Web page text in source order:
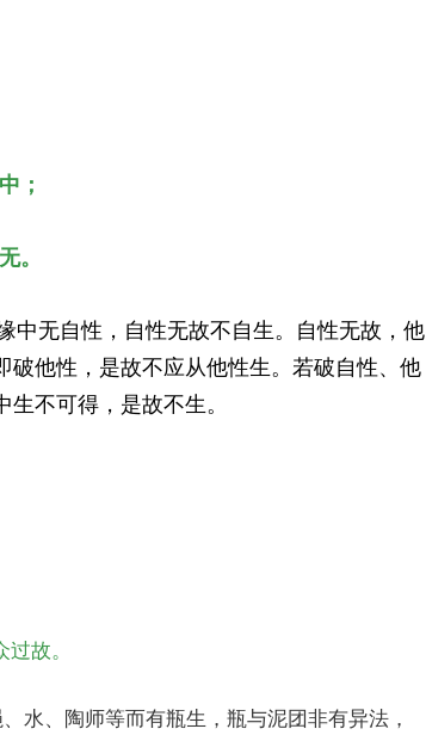
；
。
中无自性，自性无故不自生。自性无故，他
他性，是故不应从他性生。若破自性、他
不可得，是故不生。
故。
水、陶师等而有瓶生，瓶与泥团非有异法，